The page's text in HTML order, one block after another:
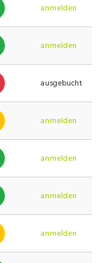
anmelden
anmelden
ausgebucht
anmelden
anmelden
anmelden
anmelden